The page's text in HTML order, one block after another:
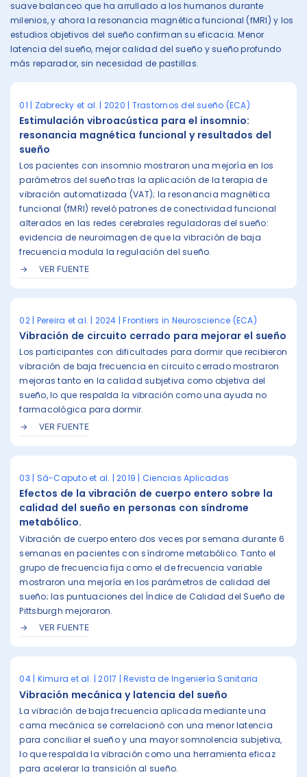
suave balanceo que ha arrullado a los humanos durante
milenios, y ahora la resonancia magnética funcional (fMRI) y los
estudios objetivos del sueño confirman su eficacia. Menor
latencia del sueño, mejor calidad del sueño y sueño profundo
más reparador, sin necesidad de pastillas.
01 | Zabrecky et al. | 2020 | Trastornos del sueño (ECA)
Estimulación vibroacústica para el insomnio:
resonancia magnética funcional y resultados del
sueño
Los pacientes con insomnio mostraron una mejoría en los
parámetros del sueño tras la aplicación de la terapia de
vibración automatizada (VAT); la resonancia magnética
funcional (fMRI) reveló patrones de conectividad funcional
alterados en las redes cerebrales reguladoras del sueño:
evidencia de neuroimagen de que la vibración de baja
frecuencia modula la regulación del sueño.
VER FUENTE
02 | Pereira et al. | 2024 | Frontiers in Neuroscience (ECA)
Vibración de circuito cerrado para mejorar el sueño
Los participantes con dificultades para dormir que recibieron
vibración de baja frecuencia en circuito cerrado mostraron
mejoras tanto en la calidad subjetiva como objetiva del
sueño, lo que respalda la vibración como una ayuda no
farmacológica para dormir.
VER FUENTE
03 | Sá-Caputo et al. | 2019 | Ciencias Aplicadas
Efectos de la vibración de cuerpo entero sobre la
calidad del sueño en personas con síndrome
metabólico.
Vibración de cuerpo entero dos veces por semana durante 6
semanas en pacientes con síndrome metabólico. Tanto el
grupo de frecuencia fija como el de frecuencia variable
mostraron una mejoría en los parámetros de calidad del
sueño; las puntuaciones del Índice de Calidad del Sueño de
Pittsburgh mejoraron.
VER FUENTE
04 | Kimura et al. | 2017 | Revista de Ingeniería Sanitaria
Vibración mecánica y latencia del sueño
La vibración de baja frecuencia aplicada mediante una
cama mecánica se correlacionó con una menor latencia
para conciliar el sueño y una mayor somnolencia subjetiva,
lo que respalda la vibración como una herramienta eficaz
para acelerar la transición al sueño.